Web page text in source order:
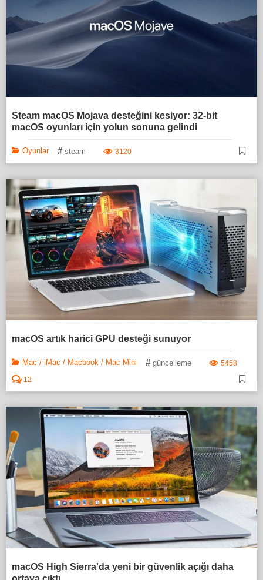
Steam macOS Mojava desteğini kesiyor: 32-bit
macOS oyunları için yolun sonuna gelindi
Oyunlar # steam 3120
macOS artık harici GPU desteği sunuyor
Mac / iMac / Macbook / Mac Mini # güncelleme
5458
12
macOS High Sierra'da yeni bir güvenlik açığı daha